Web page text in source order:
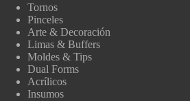
Tornos
Pinceles
Arte & Decoración
Limas & Buffers
Moldes & Tips
Dual Forms
Acrílicos
Insumos